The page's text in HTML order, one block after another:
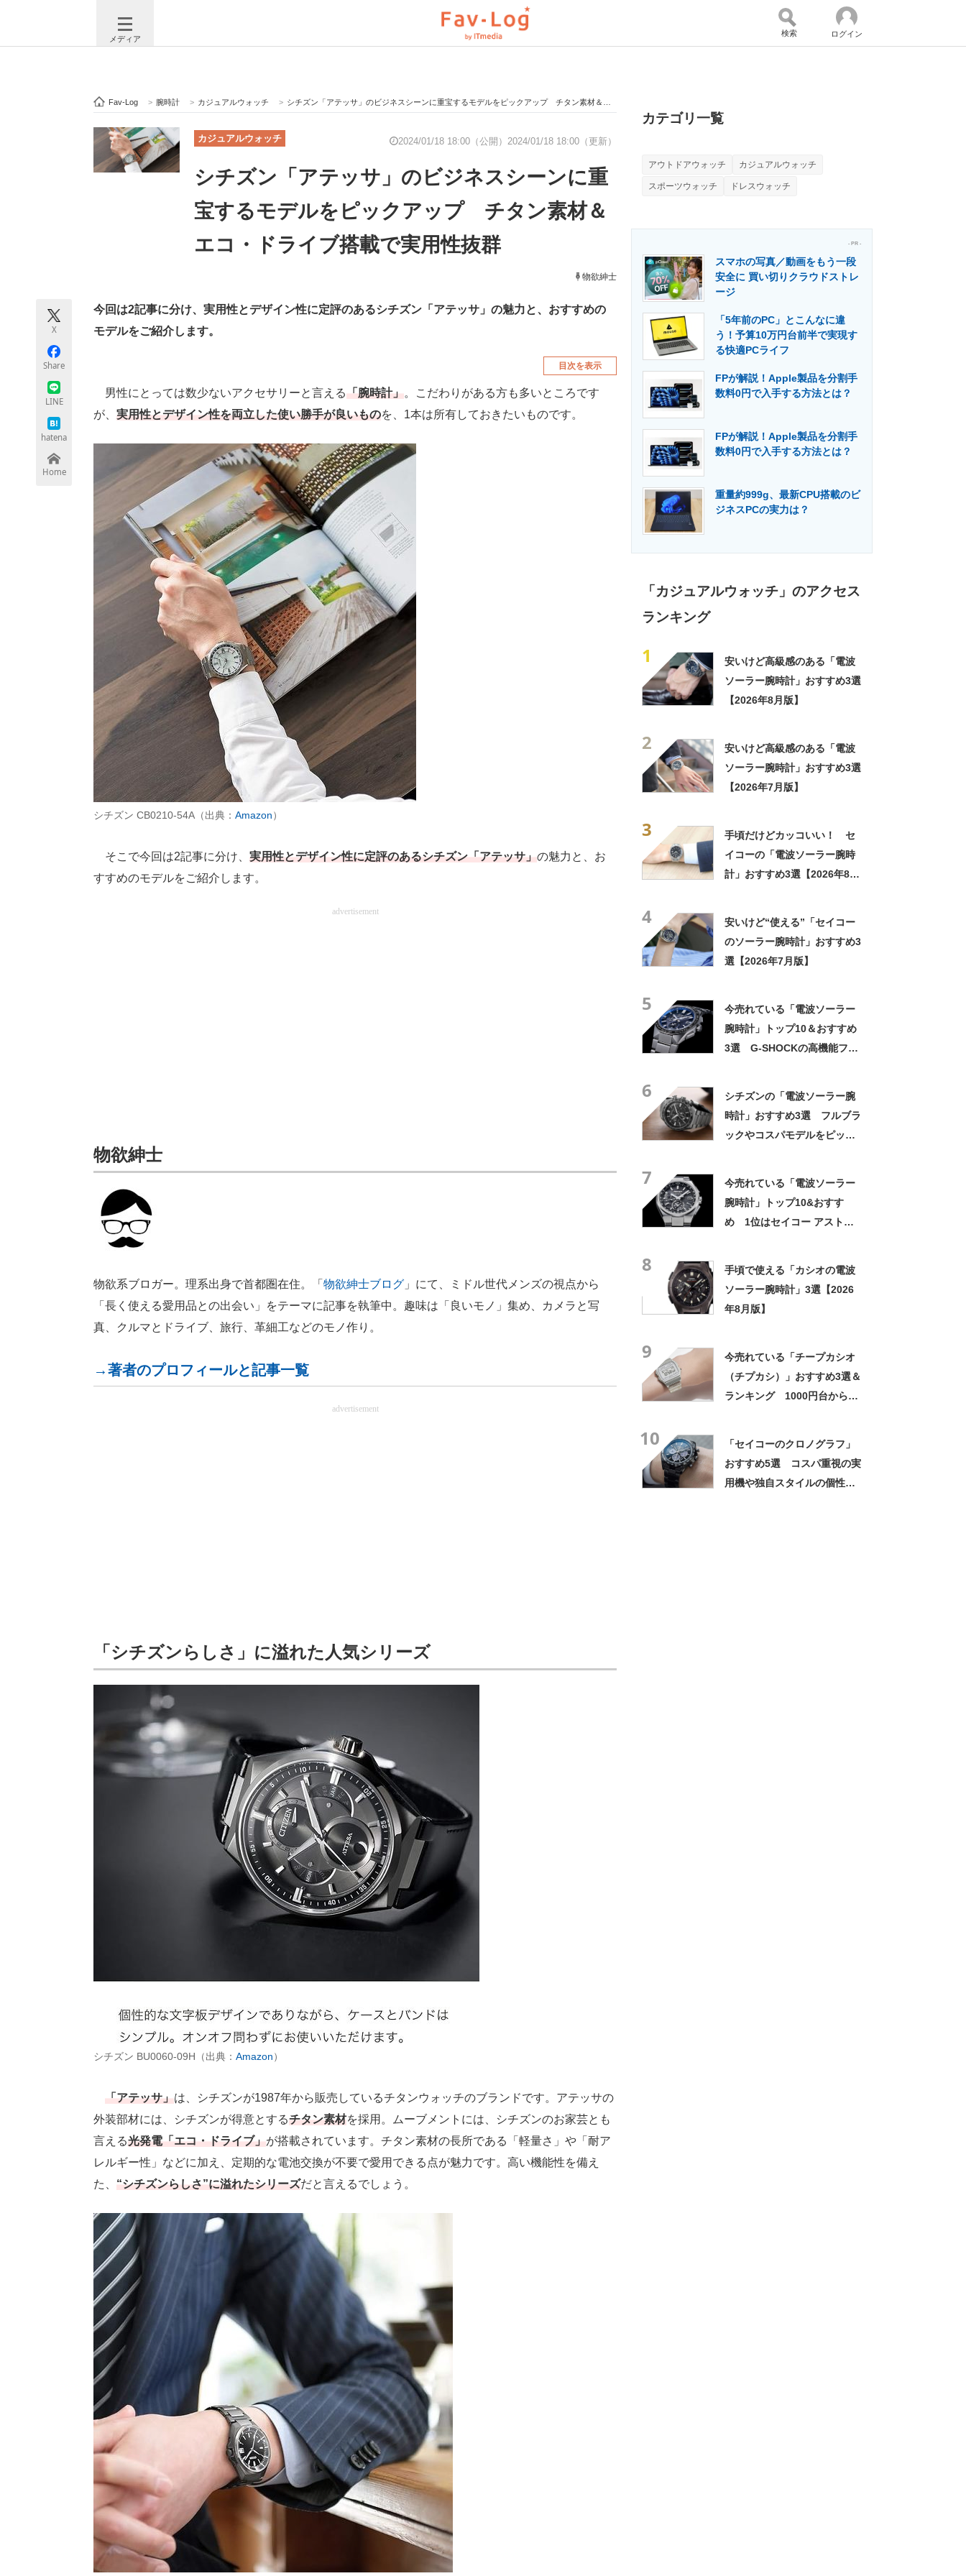
メディア
注目記事を集めた総合ページ ITの今と未来を見通す スマホと通信の最新トレンド 進化するPCとデバイスの未来
ビジネスと働き方のヒント AI活用のいまが分かる 企業ITのトレンドを詳説 経営リーダーのコミュニティ
ITエンジニア向け専門サイト 企業向けIT製品の総合サイト IT製品の技術・比較・事例
モノづくり技術者専門サイト エレクトロニクス専門サイト 電子設計の基本と応用 エネルギーの専門メディア
検索 ログイン
Fav-Log > 腕時計 > カジュアルウォッチ > シチズン「アテッサ」のビジネスシーンに重宝するモデルをピックアップ チタン素材＆エコ・ドライブ搭載で実用性抜群
カジュアルウォッチ 2024/01/18 18:00（公開） 2024/01/18 18:00（更新）
シチズン「アテッサ」のビジネスシーンに重
宝するモデルをピックアップ チタン素材＆
エコ・ドライブ搭載で実用性抜群
物欲紳士
X
Share
LINE
hatena
Home
今回は2記事に分け、実用性とデザイン性に定評のあるシチズン「アテッサ」の魅力と、おすすめの
モデルをご紹介します。
目次を表示
男性にとっては数少ないアクセサリーと言える「腕時計」。こだわりがある方も多いところです
が、 実用性とデザイン性を両立した使い勝手が良いものを、1本は所有しておきたいものです。
シチズン CB0210-54A（出典： Amazon）
そこで今回は2記事に分け、 実用性とデザイン性に定評のあるシチズン「アテッサ」の魅力と、お
すすめのモデルをご紹介します。
advertisement
物欲紳士
物欲系ブロガー。理系出身で首都圏在住。「 物欲紳士ブログ 」にて、ミドル世代メンズの視点から
「長く使える愛用品との出会い」をテーマに記事を執筆中。趣味は「良いモノ」集め、カメラと写
真、クルマとドライブ、旅行、革細工などのモノ作り。
→著者のプロフィールと記事一覧
advertisement
「シチズンらしさ」に溢れた人気シリーズ
シチズン BU0060-09H（出典： Amazon）
「アテッサ」は、シチズンが1987年から販売しているチタンウォッチのブランドです。アテッサの
外装部材には、シチズンが得意とするチタン素材を採用。ムーブメントには、シチズンのお家芸とも
言える光発電「エコ・ドライブ」が搭載されています。チタン素材の長所である「軽量さ」や「耐ア
レルギー性」などに加え、定期的な電池交換が不要で愛用できる点が魅力です。高い機能性を備え
た、 “シチズンらしさ”に溢れたシリーズだと言えるでしょう。
カテゴリ一覧
アウトドアウォッチ カジュアルウォッチ
スポーツウォッチ ドレスウォッチ
- PR -
スマホの写真／動画をもう一段
安全に 買い切りクラウドストレ
ージ
「5年前のPC」とこんなに違
う！予算10万円台前半で実現す
る快適PCライフ
FPが解説！Apple製品を分割手
数料0円で入手する方法とは？
FPが解説！Apple製品を分割手
数料0円で入手する方法とは？
重量約999g、最新CPU搭載のビ
ジネスPCの実力は？
「カジュアルウォッチ」のアクセス
ランキング
1
安いけど高級感のある「電波
ソーラー腕時計」おすすめ3選
【2026年8月版】
2
安いけど高級感のある「電波
ソーラー腕時計」おすすめ3選
【2026年7月版】
3
手頃だけどカッコいい！ セ
イコーの「電波ソーラー腕時
計」おすすめ3選【2026年8月
4
安いけど“使える”「セイコー
のソーラー腕時計」おすすめ3
選【2026年7月版】
5
今売れている「電波ソーラー
腕時計」トップ10＆おすすめ
3選 G-SHOCKの高機能フル
6
シチズンの「電波ソーラー腕
時計」おすすめ3選 フルブラ
ックやコスパモデルをピック
7
今売れている「電波ソーラー
腕時計」トップ10&おすす
め 1位はセイコー アストロ
8
手頃で使える「カシオの電波
ソーラー腕時計」3選【2026
年8月版】
9
今売れている「チープカシオ
（チプカシ）」おすすめ3選＆
ランキング 1000円台から買
10
「セイコーのクロノグラフ」
おすすめ5選 コスパ重視の実
用機や独自スタイルの個性派